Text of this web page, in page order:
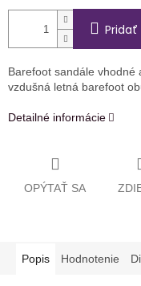
Pridať
Barefoot sandále vhodné
vzdušná letná barefoot
Detailné informácie
OPÝTAŤ SA
Popis Hodnotenie